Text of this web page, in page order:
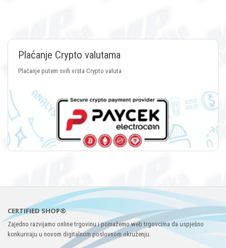
Plaćanje Crypto valutama
Plaćanje putem svih vrsta Crypto valuta
CERTIFIED SHOP®
Zajedno razvijamo online trgovinu i pomažemo web trgovcima da uspješno
konkuriraju u novom digitalnom poslovnom okruženju.